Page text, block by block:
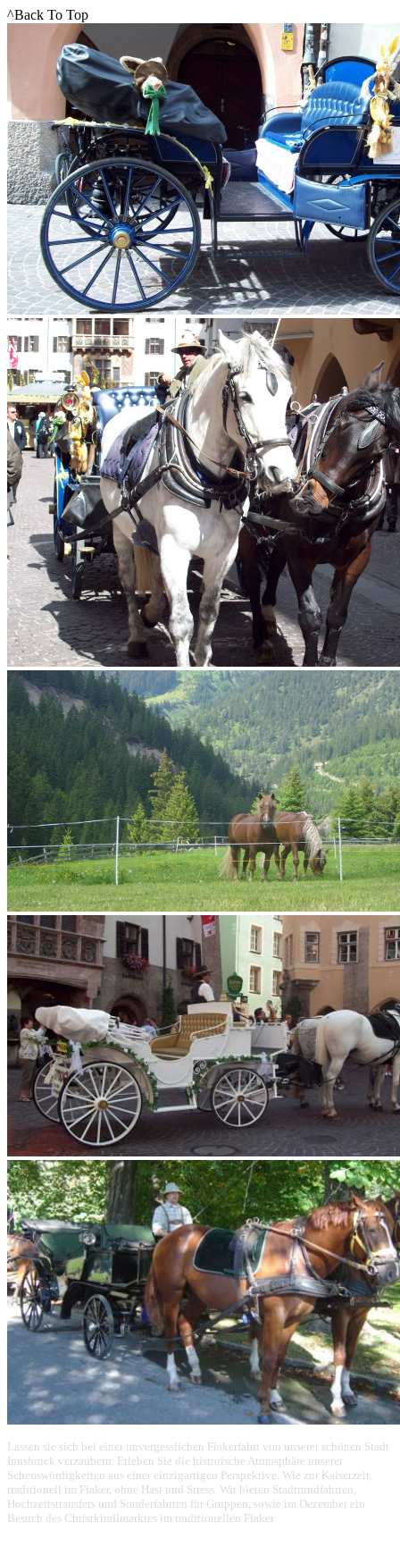
^Back To Top
Lassen sie sich bei einer unvergesslichen Fiakerfahrt von unserer schönen Stadt
Innsbruck verzaubern. Erleben Sie die historische Atmosphäre unserer
Sehenswürdigkeiten aus einer einzigartigen Perspektive. Wie zur Kaiserzeit,
traditionell im Fiaker, ohne Hast und Stress. Wir bieten Stadtrundfahrten,
Hochzeitstransfers und Sonderfahrten für Gruppen, sowie im Dezember ein
Besuch des Christkindlmarktes im traditionellen Fiaker